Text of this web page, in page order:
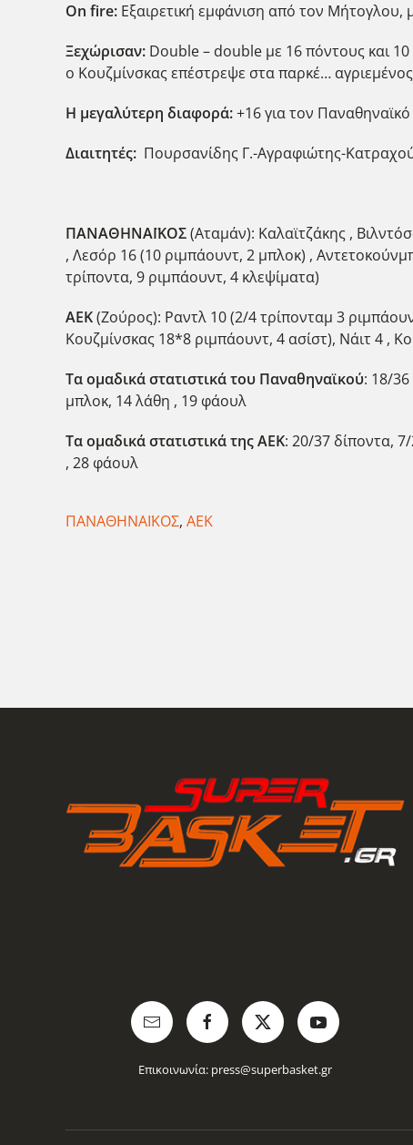
Οn fire: Εξαιρετική εμφάνιση από τον Μήτογλου,
Ξεχώρισαν: Double – double με 16 πόντους και 10
ο Κουζμίνσκας επέστρεψε στα παρκέ…
Η μεγαλύτερη διαφορά:+16 για τον Παναθηναϊκό
Διαιτητές: Πουρσανίδης Γ.-Αγραφιώτης-
ΠΑΝΑΘΗΝΑΪΚΟΣ(Αταμάν): Καλαϊτζάκης ,
, Λεσόρ 16 (10 ριμπάουντ, 2 μπλοκ) ,
τρίποντα, 9 ριμπάουντ, 4 κλεψίματα)
ΑΕΚ(Ζούρος): Ραντλ 10 (2/4 τρίπονταμ 3
Κουζμίνσκας 18*8 ριμπάουντ, 4 ασίστ), Νάιτ 4 ,
Τα ομαδικά στατιστικά του Παναθηναϊκού: 18/36
μπλοκ, 14 λάθη , 19 φάουλ
Τα ομαδικά στατιστικά της ΑΕΚ: 20/37 δίποντα,
, 28 φάουλ
ΠΑΝΑΘΗΝΑΪΚΟΣ, ΑΕΚ
Επικοινωνία: press@superbasket.gr